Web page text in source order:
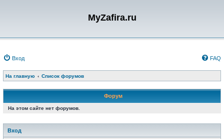
MyZafira.ru
Вход FAQ
На главную Список форумов
Форум
На этом сайте нет форумов.
Вход